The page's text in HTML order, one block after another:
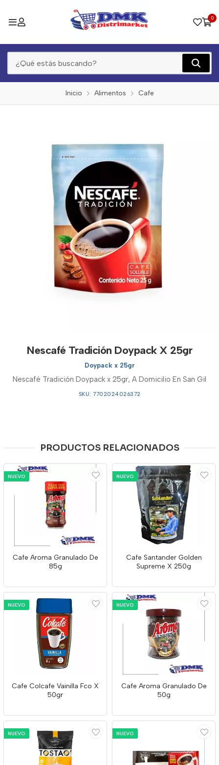
0
Inicio Alimentos Cafe
Nescafé Tradición Doypack X 25gr
Doypack x 25gr
Nescafé Tradición Doypack x 25gr, A Domicilio En San Gil
SKU: 7702024026372
PRODUCTOS RELACIONADOS
NUEVO
Cafe Aroma Granulado De
85g
NUEVO
Cafe Santander Golden
Supreme X 250g
NUEVO
Cafe Colcafe Vainilla Fco X
50gr
NUEVO
Cafe Aroma Granulado De
50g
NUEVO NUEVO